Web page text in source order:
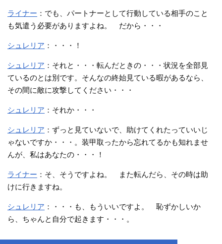
ライナー ：でも、パートナーとして行動している相手のこと
も気遣う必要がありますよね。 だから・・・
シュレリア ：・・・！
シュレリア ：それと・・・転んだときの・・・状況を全部見
ているのとは別です。そんなの終始見ている暇があるなら、
その間に敵に攻撃してください・・・
シュレリア ：それか・・・
シュレリア ：ずっと見ていないで、助けてくれたっていいじ
ゃないですか・・・。装甲取ったから忘れてるかも知れませ
んが、私はあなたの・・・！
ライナー ：そ、そうですよね。 また転んだら、その時は助
けに行きますね。
シュレリア ：・・・も、もういいですよ。 恥ずかしいか
ら、ちゃんと自分で起きます・・・。